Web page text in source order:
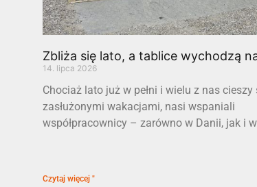
Zbliża się lato, a tablice wychodzą
14. lipca 2026
Chociaż lato już w pełni i wielu z nas cieszy
zasłużonymi wakacjami, nasi wspaniali
współpracownicy – zarówno w Danii, jak i
Czytaj więcej "